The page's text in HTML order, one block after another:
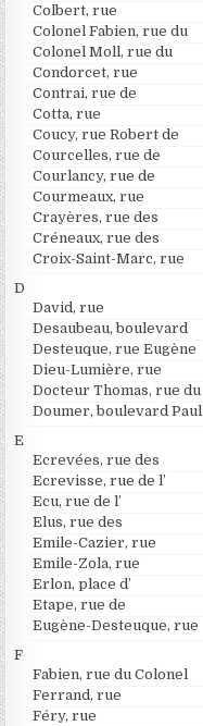
Colbert, rue
Colonel Fabien, rue du
Colonel Moll, rue du
Condorcet, rue
Contrai, rue de
Cotta, rue
Coucy, rue Robert de
Courcelles, rue de
Courlancy, rue de
Courmeaux, rue
Crayères, rue des
Créneaux, rue des
Croix-Saint-Marc, rue
D
David, rue
Desaubeau, boulevard
Desteuque, rue Eugène
Dieu-Lumière, rue
Docteur Thomas, rue du
Doumer, boulevard Paul
E
Ecrevées, rue des
Ecrevisse, rue de l’
Ecu, rue de l’
Elus, rue des
Emile-Cazier, rue
Emile-Zola, rue
Erlon, place d’
Etape, rue de
Eugène-Desteuque, rue
F
Fabien, rue du Colonel
Ferrand, rue
Féry, rue